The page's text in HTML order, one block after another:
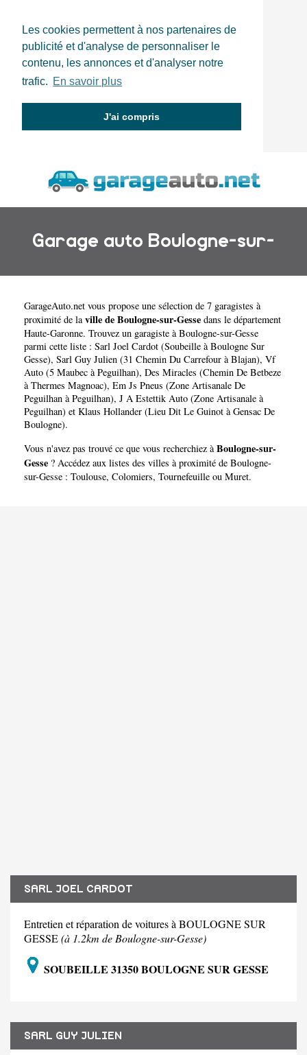
Les cookies permettent à nos partenaires de
publicité et d'analyse de personnaliser le
contenu, les annonces et d'analyser notre
trafic. En savoir plus
J'ai compris
Garage auto Boulogne-sur-
Gesse
GarageAuto.net vous propose une sélection de 7 garagistes à
proximité de laville de Boulogne-sur-Gesse dans le département
Haute-Garonne. Trouvez un garagiste à Boulogne-sur-Gesse
parmi cette liste : Sarl Joel Cardot (Soubeille à Boulogne Sur
Gesse), Sarl Guy Julien (31 Chemin Du Carrefour à Blajan), Vf
Auto (5 Maubec à Peguilhan), Des Miracles (Chemin De Betbeze
à Thermes Magnoac), Em Js Pneus (Zone Artisanale De
Peguilhan à Peguilhan), J A Estettik Auto (Zone Artisanale à
Peguilhan) et Klaus Hollander (Lieu Dit Le Guinot à Gensac De
Boulogne).
Vous n'avez pas trouvé ce que vous recherchiez à Boulogne-sur-
Gesse ? Accédez aux listes des villes à proximité de Boulogne-
sur-Gesse : Toulouse, Colomiers, Tournefeuille ou Muret.
SARL JOEL CARDOT
Entretien et réparation de voitures à BOULOGNE SUR
GESSE(à 1.2km de Boulogne-sur-Gesse)
SOUBEILLE 31350 BOULOGNE SUR GESSE
SARL GUY JULIEN